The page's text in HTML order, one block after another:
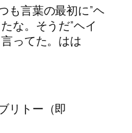
言葉の最初に”ヘ
な。そうだ”ヘイ
ってた。はは
トー（即